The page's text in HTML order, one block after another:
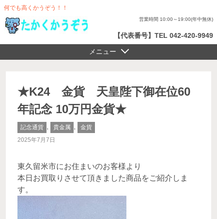
何でも高くかうぞう！！
営業時間 10:00～19:00(年中無休)
【代表番号】TEL 042-420-9949
メニュー
★K24 金貨 天皇陛下御在位60
年記念 10万円金貨★
記念通貨 , 貴金属 ,
金貨
2025年7月7日
東久留米市にお住まいのお客様より
本日お買取りさせて頂きました商品をご紹介しま
す。